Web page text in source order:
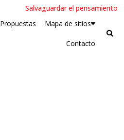
Salvaguardar el pensamiento
Propuestas Mapa de sitios
Contacto